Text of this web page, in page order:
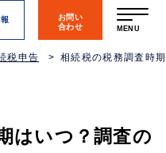
お問い
合わせ
MENU
税申告 相続税の税務調査時
はいつ？調査の